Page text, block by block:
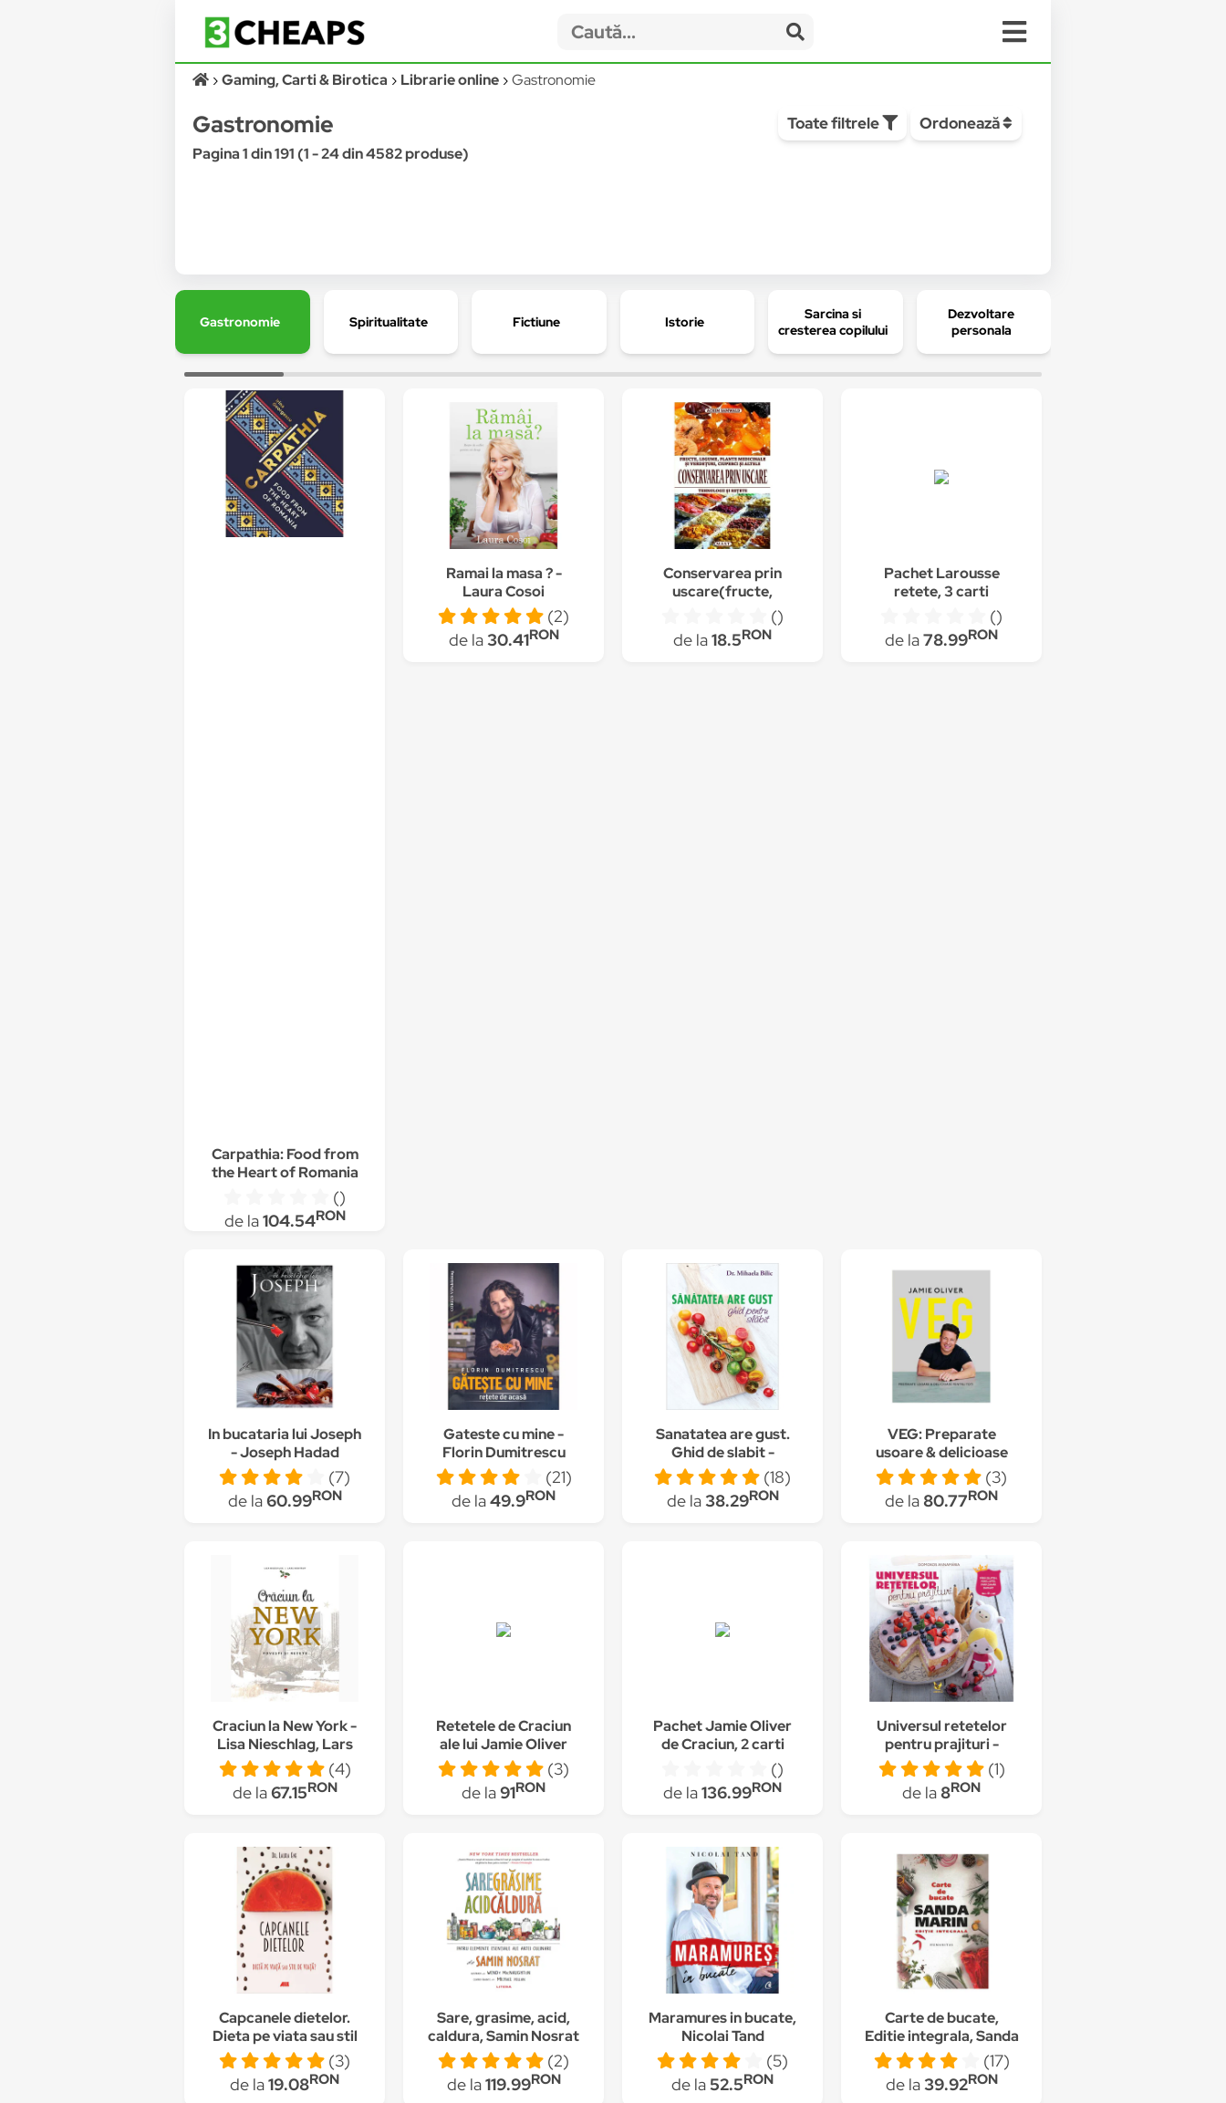
Gaming, Carti & Birotica Librarie online Gastronomie
Gastronomie
Pagina 1 din 191 (1 - 24 din 4582 produse)
Toate filtrele Ordonează
Gastronomie Spiritualitate Fictiune Istorie
Sarcina si
cresterea copilului
Dezvoltare
personala
Carpathia: Food from
the Heart of Romania
de Irina Georgescu
()
de la104.54RON
Ramai la masa ? -
Laura Cosoi
(2)
de la30.41RON
Conservarea prin
uscare(fructe,
legume, verdeturi,
ciuperci s.a.), Achim
Samwald
()
de la18.5RON
Pachet Larousse
retete, 3 carti
()
de la78.99RON
In bucataria lui Joseph
- Joseph Hadad
(7)
de la60.99RON
Gateste cu mine -
Florin Dumitrescu
(21)
de la49.9RON
Sanatatea are gust.
Ghid de slabit -
Mihaela Bilic (18)
de la38.29RON
VEG: Preparate
usoare & delicioase
pentru toti, Jamie
Oliver
(3)
de la 80.77RON
Craciun la New York -
Lisa Nieschlag, Lars
Wentrup, Julia Cawley
(4)
de la67.15RON
Retetele de Craciun
ale lui Jamie Oliver
(3)
de la91RON
Pachet Jamie Oliver
de Craciun, 2 carti
()
de la136.99RON
Universul retetelor
pentru prajituri -
dulciuri sanatoase
pentru copii pofticiosi
– Domokos Anna
(1)
de la 8RON
Capcanele dietelor.
Dieta pe viata sau stil
de viata? - Laura Ene
(3)
de la19.08RON
Sare, grasime, acid,
caldura, Samin Nosrat
(2)
de la119.99RON
Maramures in bucate,
Nicolai Tand
(5)
de la52.5RON
Carte de bucate,
Editie integrala, Sanda
Marin
(17)
de la39.92RON